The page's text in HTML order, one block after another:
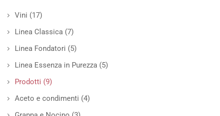
Vini (17)
Linea Classica (7)
Linea Fondatori (5)
Linea Essenza in Purezza (5)
Prodotti (9)
Aceto e condimenti (4)